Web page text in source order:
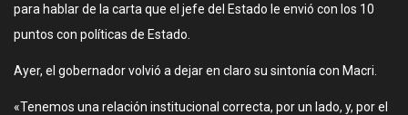
para hablar de la carta que el jefe del Estado le envió con los 10
puntos con políticas de Estado.
Ayer, el gobernador volvió a dejar en claro su sintonía con Macri.
«Tenemos una relación institucional correcta, por un lado, y, por el